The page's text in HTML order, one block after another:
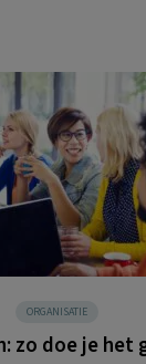
ORGANISATIE
zo doe je het